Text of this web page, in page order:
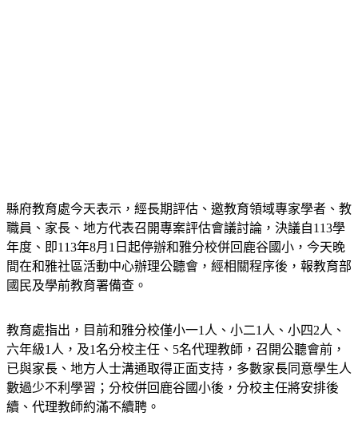
縣府教育處今天表示，經長期評估、邀教育領域專家學者、教
職員、家長、地方代表召開專案評估會議討論，決議自113學
年度、即113年8月1日起停辦和雅分校併回鹿谷國小，今天晚
間在和雅社區活動中心辦理公聽會，經相關程序後，報教育部
國民及學前教育署備查。
教育處指出，目前和雅分校僅小一1人、小二1人、小四2人、
六年級1人，及1名分校主任、5名代理教師，召開公聽會前，
已與家長、地方人士溝通取得正面支持，多數家長同意學生人
數過少不利學習；分校併回鹿谷國小後，分校主任將安排後
續、代理教師約滿不續聘。